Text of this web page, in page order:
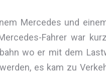
Mercedes und
Fahrer war
wo er mit dem
es kam zu